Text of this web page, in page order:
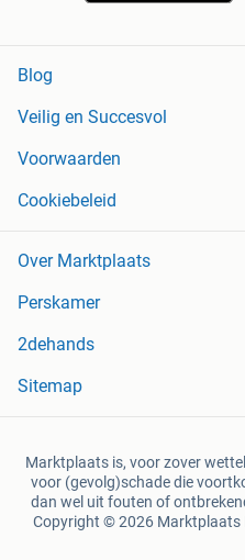
Blog
Veilig en Succesvol
Voorwaarden
Cookiebeleid
Over Marktplaats
Perskamer
2dehands
Sitemap
Marktplaats is, voor zover
voor (gevolg)schade die
dan wel uit fouten of
Copyright © 2026 Marktplaats